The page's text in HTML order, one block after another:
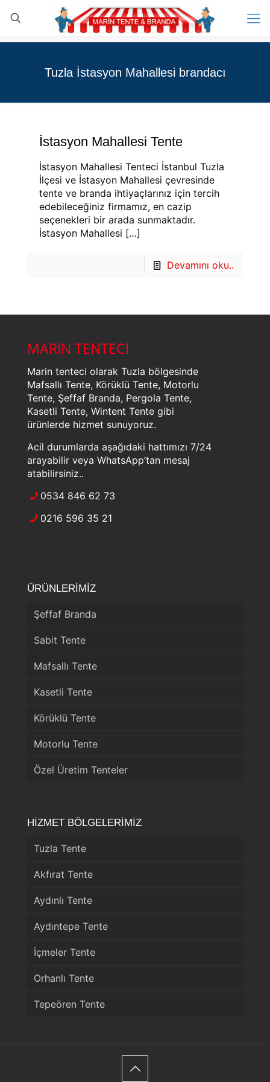
Tuzla İstasyon Mahallesi brandacı
İstasyon Mahallesi Tente
İstasyon Mahallesi Tenteci İstanbul Tuzla
İlçesi ve İstasyon Mahallesi çevresinde
tente ve branda ihtiyaçlarınız için tercih
edebileceğiniz firmamız, en cazip
seçenekleri bir arada sunmaktadır.
İstasyon Mahallesi […]
Devamını oku..
MARİN TENTECİ
Marin tenteci olarak Tuzla bölgesinde
Mafsallı Tente, Körüklü Tente, Motorlu
Tente, Şeffaf Branda, Pergola Tente,
Kasetli Tente, Wintent Tente gibi
ürünlerde hizmet sunuyoruz.
Acil durumlarda aşağıdaki hattımızı 7/24
arayabilir veya WhatsApp’tan mesaj
atabilirsiniz..
0534 846 62 73
0216 596 35 21
ÜRÜNLERİMİZ
Şeffaf Branda
Sabit Tente
Mafsallı Tente
Kasetli Tente
Körüklü Tente
Motorlu Tente
Özel Üretim Tenteler
HİZMET BÖLGELERİMİZ
Tuzla Tente
Akfırat Tente
Aydınlı Tente
Aydıntepe Tente
İçmeler Tente
Orhanlı Tente
Tepeören Tente